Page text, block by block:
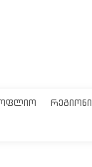
ᲠᲔᲒᲘᲝᲜᲘ